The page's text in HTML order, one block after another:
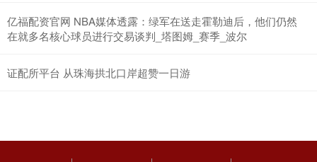
亿福配资官网 NBA媒体透露：绿军在送走霍勒迪后，他们仍然
在就多名核心球员进行交易谈判_塔图姆_赛季_波尔
证配所平台 从珠海拱北口岸超赞一日游